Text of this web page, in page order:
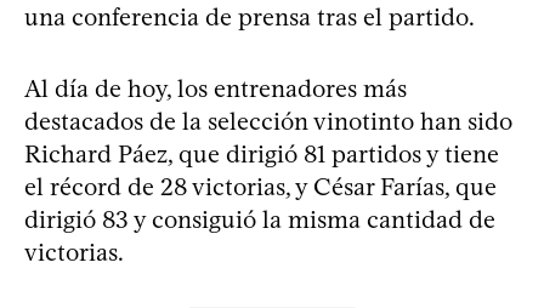
una conferencia de prensa tras el partido.
Al día de hoy, los entrenadores más
destacados de la selección vinotinto han sido
Richard Páez, que dirigió 81 partidos y tiene
el récord de 28 victorias, y César Farías, que
dirigió 83 y consiguió la misma cantidad de
victorias.